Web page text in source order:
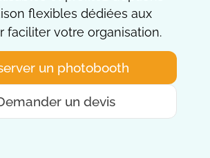
flexibles dédiées aux
faciliter votre organisation.
un photobooth
un devis